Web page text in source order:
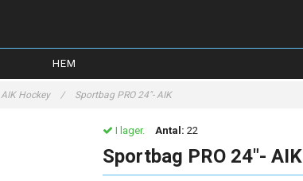
HEM
AIK Hockey / Sportbag PRO 24"- AIK
I lager. Antal: 22
Sportbag PRO 24"- AIK